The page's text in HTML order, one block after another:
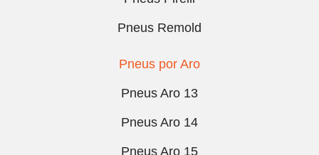
Pneus Remold
Pneus por Aro
Pneus Aro 13
Pneus Aro 14
Pneus Aro 15